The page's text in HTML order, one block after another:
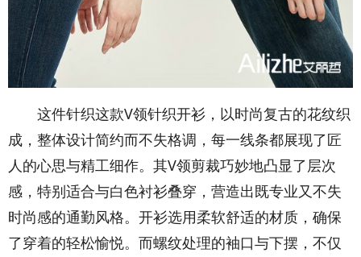
这件针织这款V领针织开衫，以时尚复古的花纹织
成，整体设计简约而不失格调，每一线条都展现了匠
人的心思与精工细作。其V领剪裁巧妙地凸显了层次
感，特别适合与白色衬衫叠穿，营造出既专业又不失
时尚感的通勤风格。开衫选用柔软舒适的材质，确保
了穿着的轻松愉悦。而螺纹处理的袖口与下摆，不仅